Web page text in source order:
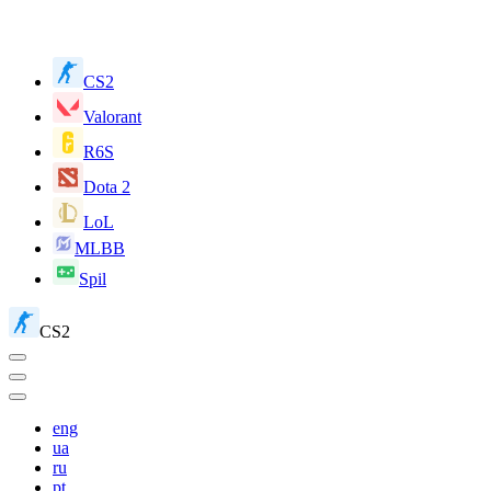
CS2
Valorant
R6S
Dota 2
LoL
MLBB
Spil
CS2
eng
ua
ru
pt